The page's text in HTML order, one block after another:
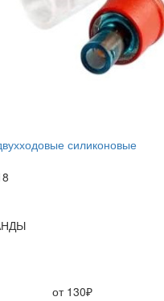
от 130₽